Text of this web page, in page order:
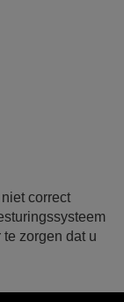
correct
zorgen dat u